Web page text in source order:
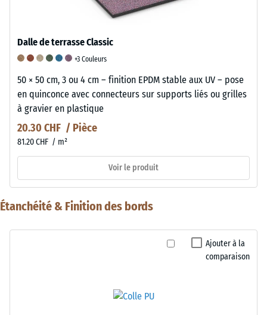
Dalle de terrasse Classic
+3 Couleurs
50 × 50 cm, 3 ou 4 cm – finition EPDM stable aux UV – pose
en quinconce avec connecteurs sur supports liés ou grilles
à gravier en plastique
20.30 CHF / Pièce
81.20 CHF / m²
Voir le produit
Étanchéité & Finition des bords
Ajouter à la
comparaison